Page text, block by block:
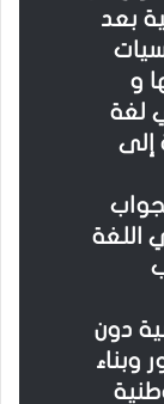
بعد
و
لغة
إلى
اللغة
دون
وبناء